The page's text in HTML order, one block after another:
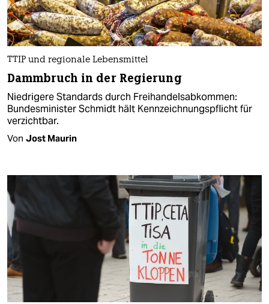
TTIP und regionale Lebensmittel
Dammbruch in der Regierung
Niedrigere Standards durch Freihandelsabkommen:
Bundesminister Schmidt hält Kennzeichnungspflicht für
verzichtbar.
Von Jost Maurin